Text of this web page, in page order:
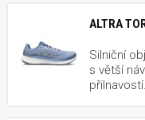
ALTRA
Silniční
s větší
přilnavostí.